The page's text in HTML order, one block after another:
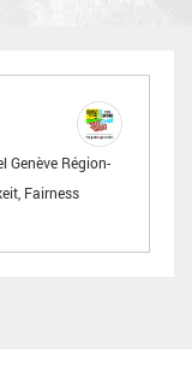
Genève Région-
Fairness